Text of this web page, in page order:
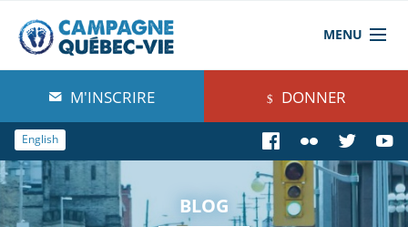
MENU
À propos de nous
Blog
Comprendre
Agir
M'INSCRIRE DONNER
English
BLOG